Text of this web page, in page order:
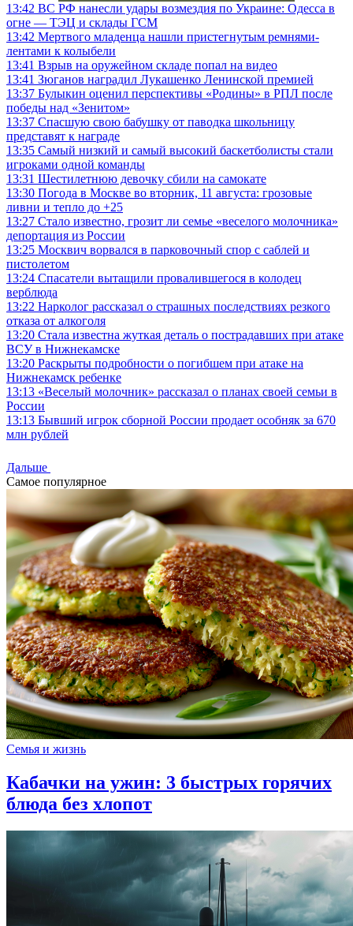
13:42 ВС РФ нанесли удары возмездия по Украине: Одесса в
огне — ТЭЦ и склады ГСМ
13:42 Мертвого младенца нашли пристегнутым ремнями-
лентами к колыбели
13:41 Взрыв на оружейном складе попал на видео
13:41 Зюганов наградил Лукашенко Ленинской премией
13:37 Булыкин оценил перспективы «Родины» в РПЛ после
победы над «Зенитом»
13:37 Спасшую свою бабушку от паводка школьницу
представят к награде
13:35 Самый низкий и самый высокий баскетболисты стали
игроками одной команды
13:31 Шестилетнюю девочку сбили на самокате
13:30 Погода в Москве во вторник, 11 августа: грозовые
ливни и тепло до +25
13:27 Стало известно, грозит ли семье «веселого молочника»
депортация из России
13:25 Москвич ворвался в парковочный спор с саблей и
пистолетом
13:24 Спасатели вытащили провалившегося в колодец
верблюда
13:22 Нарколог рассказал о страшных последствиях резкого
отказа от алкоголя
13:20 Стала известна жуткая деталь о пострадавших при атаке
ВСУ в Нижнекамске
13:20 Раскрыты подробности о погибшем при атаке на
Нижнекамск ребенке
13:13 «Веселый молочник» рассказал о планах своей семьи в
России
13:13 Бывший игрок сборной России продает особняк за 670
млн рублей
Дальше
Самое популярное
Семья и жизнь
Кабачки на ужин: 3 быстрых горячих
блюда без хлопот